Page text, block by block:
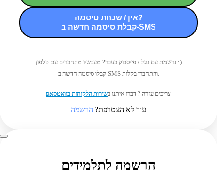
אין / שכחת סיסמה?
קבלת סיסמה חדשה ב-SMS
נרשמת עם גוגל / פייסבוק בעבר? מעכשיו מתחברים עם טלפון :)
קבלו סיסמה חדשה ב-SMS והתחברו בקלות.
צריכים עזרה ? דברו איתנו בשירות הלקוחות בוואטסאפ
עוד לא הצטרפת? הרשמה
הרשמה לתלמידים